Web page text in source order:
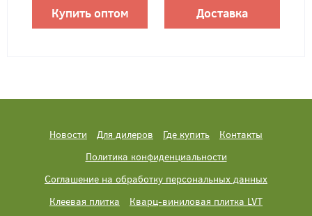
Купить оптом Доставка
Новости Для дилеров Где купить
Контакты
Политика конфиденциальности
Соглашение на обработку персональных данных
Клеевая плитка
Кварц-виниловая плитка LVT